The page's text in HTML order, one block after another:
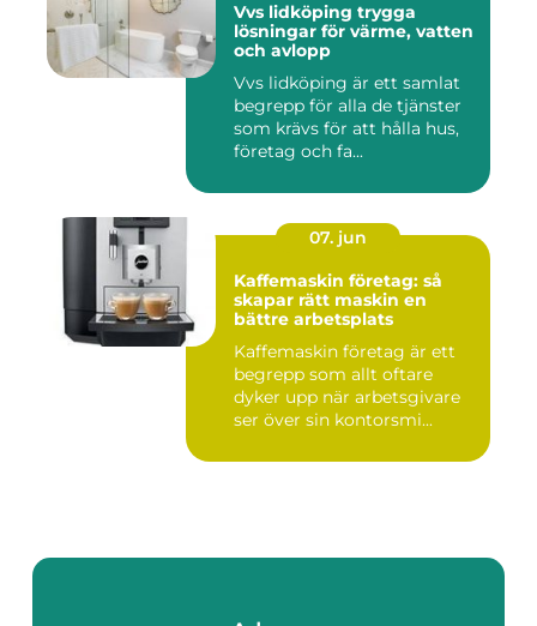
Vvs lidköping trygga
lösningar för värme, vatten
och avlopp
Vvs lidköping är ett samlat
begrepp för alla de tjänster
som krävs för att hålla hus,
företag och fa...
07. jun
Kaffemaskin företag: så
skapar rätt maskin en
bättre arbetsplats
Kaffemaskin företag är ett
begrepp som allt oftare
dyker upp när arbetsgivare
ser över sin kontorsmi...